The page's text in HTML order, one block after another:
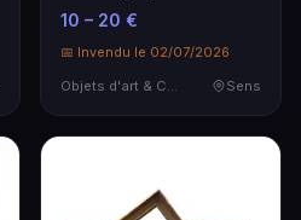
10 – 20 €
📅 Invendu le 02/07/2026
Objets d'art & Curiosités
Sens